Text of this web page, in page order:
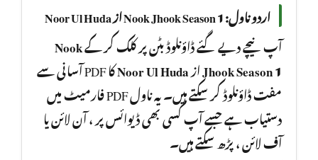
اردو ناول: Nook Jhook Season 1 از Noor Ul Huda
آپ نیچے دیے گئے ڈاؤنلوڈ بٹن پر کلک کر کےNook
Jhook Season 1ازNoor Ul Huda
کا PDF آسانی سے
مفت ڈاؤنلوڈ کر سکتے ہیں۔ یہ ناول PDF فارمیٹ میں
دستیاب ہے جسے آپ کسی بھی ڈیوائس پر ، آن لائن یا
آف لائن ، پڑھ سکتے ہیں۔